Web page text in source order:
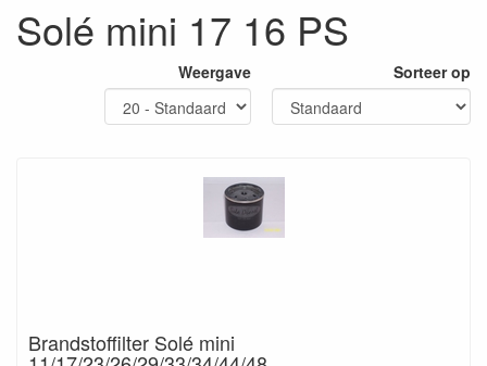
Solé mini 17 16 PS
Weergave Sorteer op
Brandstoffilter Solé mini